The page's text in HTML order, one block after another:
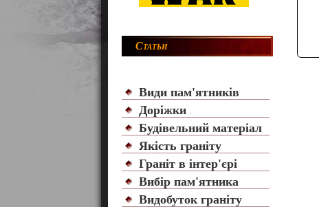
Статьи
Види пам'ятників
Доріжки
Будівельний матеріал
Якість граніту
Граніт в інтер'єрі
Вибір пам'ятника
Видобуток граніту